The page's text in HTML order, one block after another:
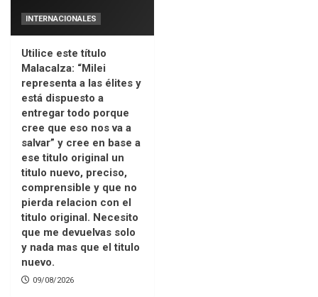
INTERNACIONALES
Utilice este título
Malacalza: “Milei
representa a las élites y
está dispuesto a
entregar todo porque
cree que eso nos va a
salvar” y cree en base a
ese titulo original un
titulo nuevo, preciso,
comprensible y que no
pierda relacion con el
titulo original. Necesito
que me devuelvas solo
y nada mas que el titulo
nuevo.
09/08/2026